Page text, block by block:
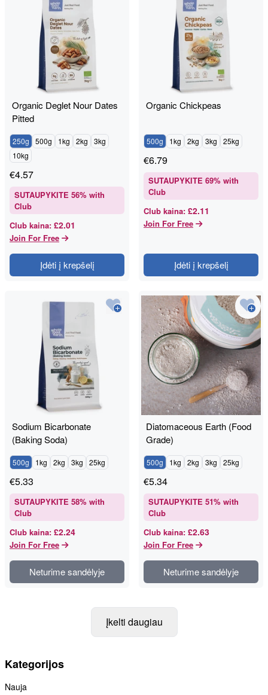
Kategorijos
Nauja
Sodium Bicarbonate
(Baking Soda)
500g 1kg 2kg 3kg 25kg
€5.33
SUTAUPYKITE 58% with
Club
Club kaina: £2.24
Join For Free
Neturime sandėlyje
Diatomaceous Earth (Food
Grade)
500g 1kg 2kg 3kg 25kg
€5.34
SUTAUPYKITE 51% with
Club
Club kaina: £2.63
Join For Free
Neturime sandėlyje
Organic Deglet Nour Dates
Pitted
250g 500g 1kg 2kg
3kg
10kg
€4.57
SUTAUPYKITE 56% with
Club
Club kaina: £2.01
Join For Free
Įdėti į krepšelį
Organic Chickpeas
500g 1kg 2kg 3kg 25kg
€6.79
SUTAUPYKITE 69% with
Club
Club kaina: £2.11
Join For Free
Įdėti į krepšelį
Įkelti daugiau